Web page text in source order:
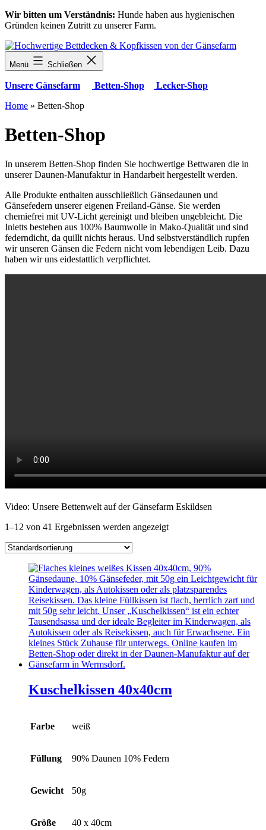
Zum
Inhalt
Wir bitten um Verständnis: Hunde haben aus hygienischen
Gründen keinen Zutritt zu unserer Farm.
Menü Schließen
Unsere Gänsefarm Betten-Shop
Lecker-Shop
Home » Betten-Shop
Betten-Shop
In unserem Betten-Shop finden Sie hochwertige Bettwaren die in
unserer Daunen-Manufaktur in Handarbeit hergestellt werden.
Alle Produkte enthalten ausschließlich Gänsedaunen und
Gänsefedern unserer eigenen Freiland-Gänse. Sie werden
chemiefrei mit UV-Licht gereinigt und bleiben ungebleicht. Die
Inletts bestehen aus 100% Baumwolle in Mako-Qualität und sind
federndicht, da quillt nichts heraus. Und selbstverständlich rupfen
wir unseren Gänsen die Federn nicht vom lebendigen Leib. Dazu
haben wir uns eidestattlich verpflichtet.
Video: Unsere Bettenwelt auf der Gänsefarm Eskildsen
1–12 von 41 Ergebnissen werden angezeigt
Kuschelkissen 40x40cm
Farbe weiß
Füllung 90% Daunen 10% Federn
Gewicht 50g
Größe 40 x 40cm